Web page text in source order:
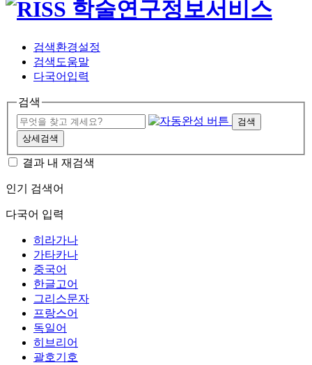
검색환경설정
검색도움말
다국어입력
검색
검색
상세검색
결과 내 재검색
인기 검색어
다국어 입력
히라가나
가타카나
중국어
한글고어
그리스문자
프랑스어
독일어
히브리어
괄호기호